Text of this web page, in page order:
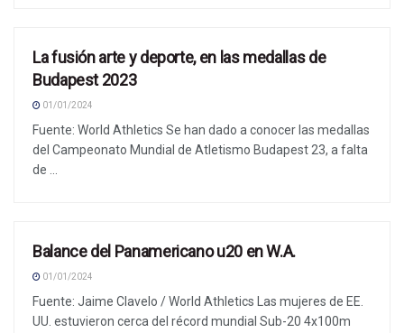
NOTICIAS
La fusión arte y deporte, en las medallas de
Budapest 2023
01/01/2024
Fuente: World Athletics Se han dado a conocer las medallas
del Campeonato Mundial de Atletismo Budapest 23, a falta
de ...
NOTICIAS
Balance del Panamericano u20 en W.A.
01/01/2024
Fuente: Jaime Clavelo / World Athletics Las mujeres de EE.
UU. estuvieron cerca del récord mundial Sub-20 4x100m